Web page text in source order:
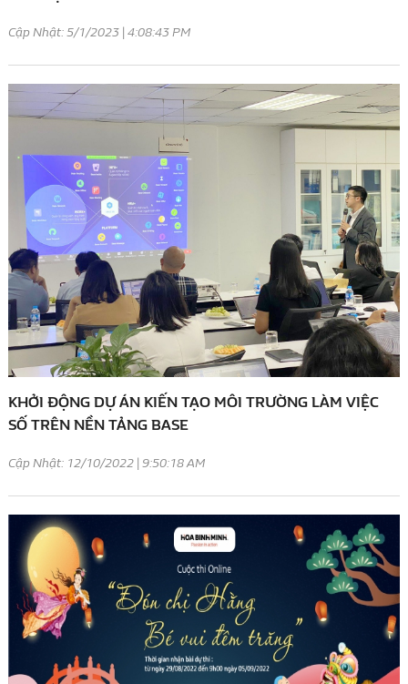
Cập Nhật: 5/1/2023 | 4:08:43 PM
KHỞI ĐỘNG DỰ ÁN KIẾN TẠO MÔI TRƯỜNG LÀM VIỆC
SỐ TRÊN NỀN TẢNG BASE
Cập Nhật: 12/10/2022 | 9:50:18 AM